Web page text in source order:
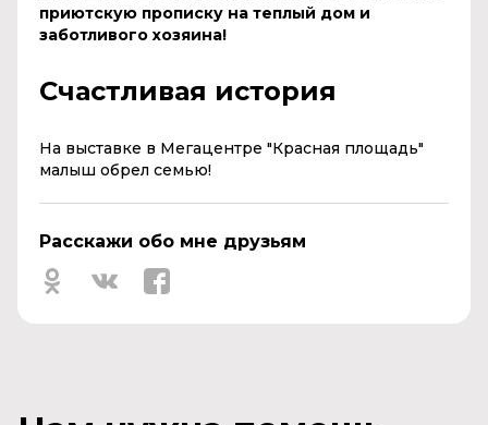
приютскую прописку на теплый дом и
заботливого хозяина!
Счастливая история
На выставке в Мегацентре "Красная площадь"
малыш обрел семью!
Расскажи обо мне друзьям